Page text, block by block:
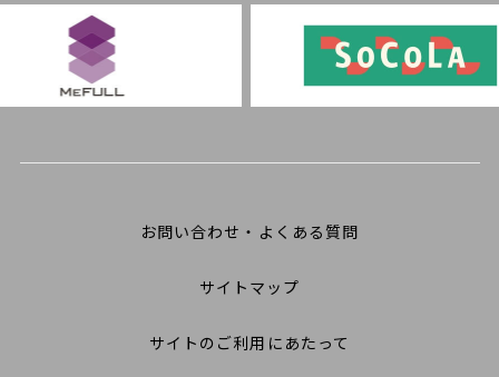
お問い合わせ・よくある質問
サイトマップ
サイトのご利用にあたって